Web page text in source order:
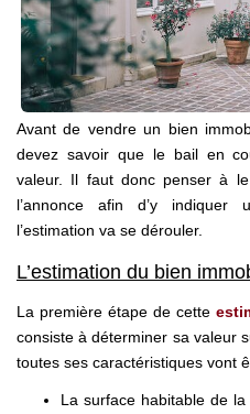
Avant de vendre un bien
devez savoir que le bail en
valeur. Il faut donc penser à
l’annonce afin d’y indiquer
l’estimation va se dérouler.
L’estimation du bien
La première étape de cette
consiste à déterminer sa valeur
toutes ses caractéristiques vont
La surface habitable de